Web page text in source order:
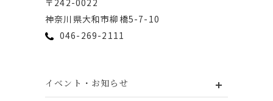
〒242-0022
神奈川県⼤和市柳橋5-7-10
046-269-2111
イベント・お知らせ